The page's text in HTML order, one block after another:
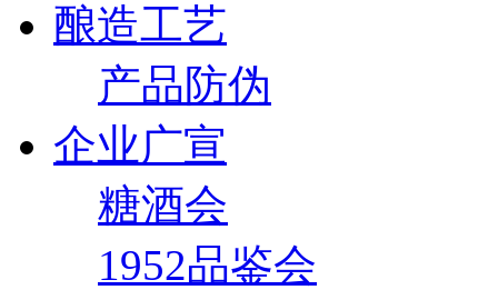
酿造工艺
产品防伪
企业广宣
糖酒会
1952品鉴会